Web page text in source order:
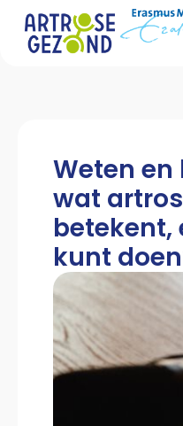
Weten
wat
betekent,
kunt